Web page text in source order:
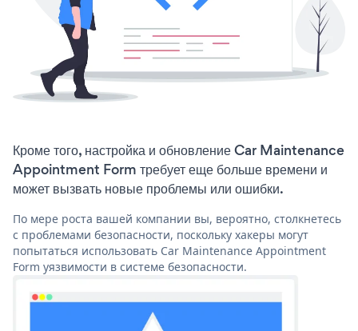
Кроме того, настройка и обновление Car Maintenance
Appointment Form требует еще больше времени и
может вызвать новые проблемы или ошибки.
По мере роста вашей компании вы, вероятно, столкнетесь
с проблемами безопасности, поскольку хакеры могут
попытаться использовать Car Maintenance Appointment
Form уязвимости в системе безопасности.